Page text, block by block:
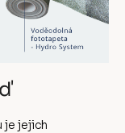
je jejich